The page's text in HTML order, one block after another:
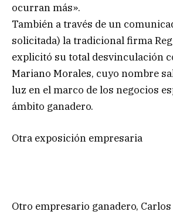
ocurran más».
También a través de un
solicitada) la tradicional firma
explicitó su total desvinculación
Mariano Morales, cuyo nombre
luz en el marco de los negocios
ámbito ganadero.
Otra exposición empresaria
Otro empresario ganadero,